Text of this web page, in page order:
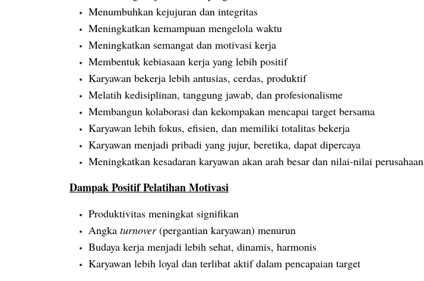
Menumbuhkan kejujuran dan integritas
Meningkatkan kemampuan mengelola waktu
Meningkatkan semangat dan motivasi kerja
Membentuk kebiasaan kerja yang lebih positif
Karyawan bekerja lebih antusias, cerdas, produktif
Melatih kedisiplinan, tanggung jawab, dan profesionalisme
Membangun kolaborasi dan kekompakan mencapai target bersama
Karyawan lebih fokus, efisien, dan memiliki totalitas bekerja
Karyawan menjadi pribadi yang jujur, beretika, dapat dipercaya
Meningkatkan kesadaran karyawan akan arah besar dan nilai-nilai perusahaan
Dampak Positif Pelatihan Motivasi
Produktivitas meningkat signifikan
Angka turnover(pergantian karyawan) menurun
Budaya kerja menjadi lebih sehat, dinamis, harmonis
Karyawan lebih loyal dan terlibat aktif dalam pencapaian target